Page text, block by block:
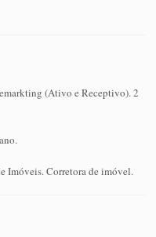
(Ativo e Receptivo). 2
Imóveis. Corretora de imóvel.